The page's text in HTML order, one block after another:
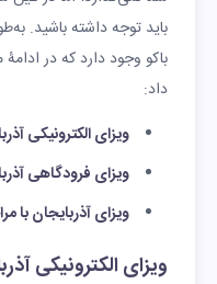
باید توجه داشته باشید.
باکو وجود دارد که در
داد:
ویزای الکترونیکی
ویزای فرودگاهی
ویزای آذربایجان با
ویزای الکترونیکی